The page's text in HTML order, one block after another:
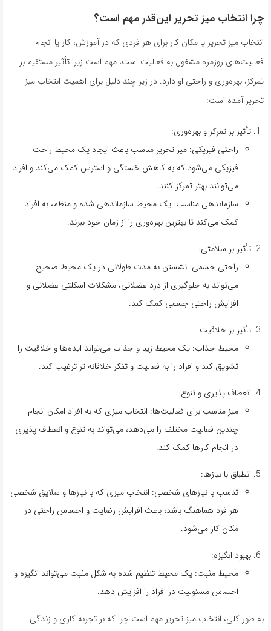
چرا انتخاب میز تحریر این‌قدر مهم است؟
انتخاب میز تحریر یا مکان کار برای هر فردی که در آموزش، کار یا انجام
فعالیت‌های روزمره مشغول به فعالیت است، مهم است زیرا تأثیر مستقیم بر
تمرکز، بهره‌وری و راحتی او دارد. در زیر چند دلیل برای اهمیت انتخاب میز
تحریر آمده است:
تأثیر بر تمرکز و بهره‌وری:
راحتی فیزیکی: میز تحریر مناسب باعث ایجاد یک محیط راحت
فیزیکی می‌شود که به کاهش خستگی و استرس کمک می‌کند و افراد
می‌توانند بهتر تمرکز کنند.
سازماندهی مناسب: یک محیط سازماندهی شده و منظم، به افراد
کمک می‌کند تا بهترین بهره‌وری را از زمان خود ببرند.
تأثیر بر سلامتی:
راحتی جسمی: نشستن به مدت طولانی در یک محیط صحیح
می‌تواند به جلوگیری از درد عضلانی، مشکلات اسکلتی-عضلانی و
افزایش راحتی جسمی کمک کند.
تأثیر بر خلاقیت:
محیط جذاب: یک محیط زیبا و جذاب می‌تواند ایده‌ها و خلاقیت را
تشویق کند و افراد را به فعالیت و تفکر خلاقانه تر ترغیب کند.
انعطاف پذیری و تنوع:
میز مناسب برای فعالیت‌ها: انتخاب میزی که به افراد امکان انجام
چندین فعالیت مختلف را می‌دهد، می‌تواند به تنوع و انعطاف پذیری
در انجام کارها کمک کند.
انطباق با نیازها:
تناسب با نیازهای شخصی: انتخاب میزی که با نیازها و سلایق شخصی
هر فرد هماهنگ باشد، باعث افزایش رضایت و احساس راحتی در
مکان کار می‌شود.
بهبود انگیزه:
محیط مثبت: یک محیط تنظیم شده به شکل مثبت می‌تواند انگیزه و
احساس مسئولیت در افراد را افزایش دهد.
به طور کلی، انتخاب میز تحریر مهم است چرا که بر تجربه کاری و زندگی